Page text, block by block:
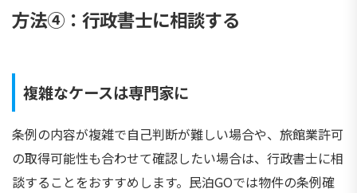
方法④：行政書士に相談する
複雑なケースは専門家に
条例の内容が複雑で自己判断が難しい場合や、旅館業許可
の取得可能性も合わせて確認したい場合は、行政書士に相
談することをおすすめします。民泊GOでは物件の条例確